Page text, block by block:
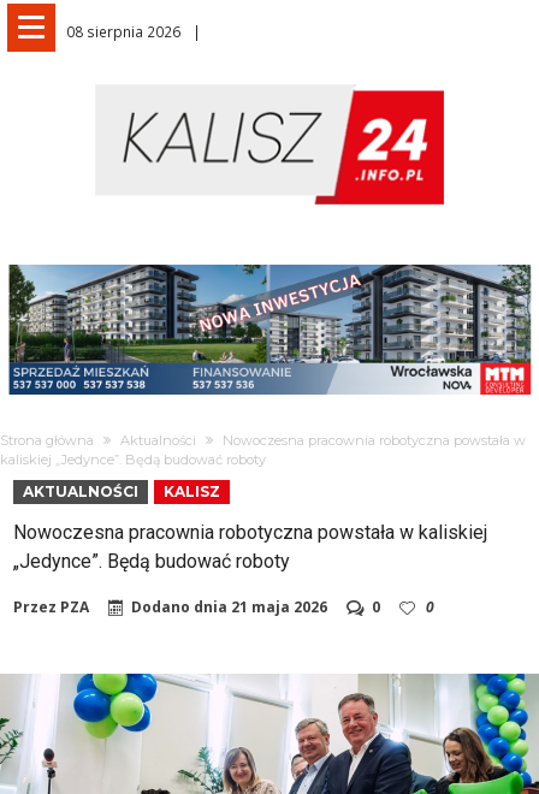
08 sierpnia 2026
Strona główna Aktualności
Nowoczesna pracownia robotyczna powstała w
kaliskiej „Jedynce”. Będą budować roboty
AKTUALNOŚCI KALISZ
Nowoczesna pracownia robotyczna powstała w kaliskiej
„Jedynce”. Będą budować roboty
Przez PZA Dodano dnia 21 maja 2026 0 0